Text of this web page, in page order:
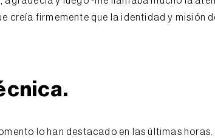
creía firmemente que la identidad y misión
.
lo han destacado en las últimas